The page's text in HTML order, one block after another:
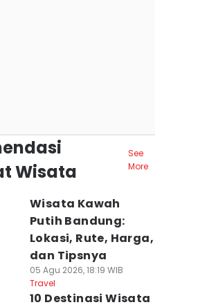
Wisata
See
More
Wisata Kawah
Putih Bandung:
Lokasi, Rute, Harga,
dan Tipsnya
05 Agu 2026, 18:19 WIB
Travel
10 Destinasi Wisata